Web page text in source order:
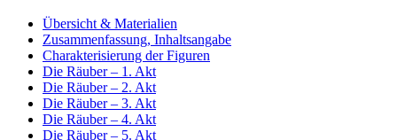
Übersicht & Materialien
Zusammenfassung, Inhaltsangabe
Charakterisierung der Figuren
Die Räuber – 1. Akt
Die Räuber – 2. Akt
Die Räuber – 3. Akt
Die Räuber – 4. Akt
Die Räuber – 5. Akt